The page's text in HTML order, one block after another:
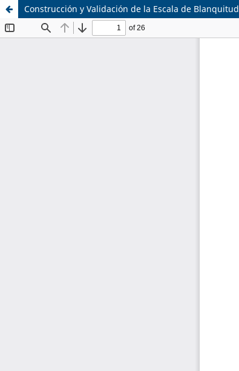
Construcción y Validación de la Escala de